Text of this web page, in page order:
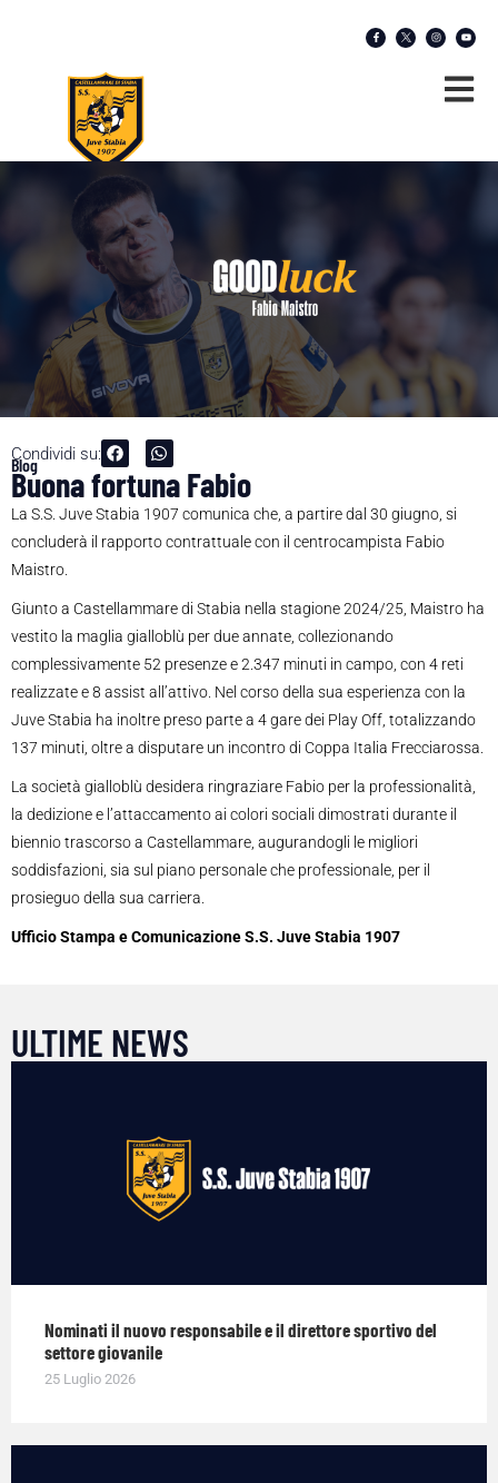
Condividi su:
Blog
Buona fortuna Fabio
La S.S. Juve Stabia 1907 comunica che, a partire dal 30 giugno, si
concluderà il rapporto contrattuale con il centrocampista Fabio
Maistro.
Giunto a Castellammare di Stabia nella stagione 2024/25, Maistro ha
vestito la maglia gialloblù per due annate, collezionando
complessivamente 52 presenze e 2.347 minuti in campo, con 4 reti
realizzate e 8 assist all’attivo. Nel corso della sua esperienza con la
Juve Stabia ha inoltre preso parte a 4 gare dei Play Off, totalizzando
137 minuti, oltre a disputare un incontro di Coppa Italia Frecciarossa.
La società gialloblù desidera ringraziare Fabio per la professionalità,
la dedizione e l’attaccamento ai colori sociali dimostrati durante il
biennio trascorso a Castellammare, augurandogli le migliori
soddisfazioni, sia sul piano personale che professionale, per il
prosieguo della sua carriera.
Ufficio Stampa e Comunicazione S.S. Juve Stabia 1907
ULTIME NEWS
Nominati il nuovo responsabile e il direttore sportivo del
settore giovanile
25 Luglio 2026